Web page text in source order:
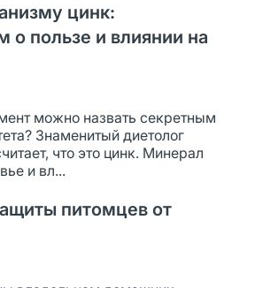
цинк:
о пользе и влиянии на
можно назвать секретным
Знаменитый диетолог
что это цинк. Минерал
и вл...
питомцев от